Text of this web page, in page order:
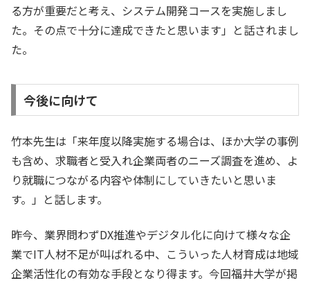
る方が重要だと考え、システム開発コースを実施しまし
た。その点で十分に達成できたと思います」と話されまし
た。
今後に向けて
竹本先生は「来年度以降実施する場合は、ほか大学の事例
も含め、求職者と受入れ企業両者のニーズ調査を進め、よ
り就職につながる内容や体制にしていきたいと思いま
す。」と話します。
昨今、業界問わずDX推進やデジタル化に向けて様々な企
業でIT人材不足が叫ばれる中、こういった人材育成は地域
企業活性化の有効な手段となり得ます。今回福井大学が掲